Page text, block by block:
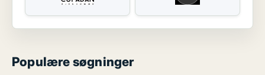
Populære søgninger